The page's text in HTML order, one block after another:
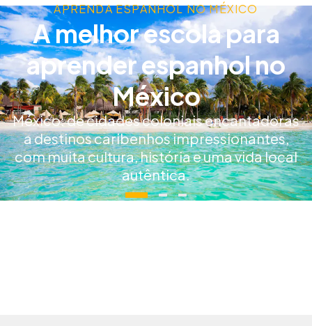
APRENDA ESPANHOL NO MÉXICO
A melhor escola para
aprender espanhol no
México
México: de cidades coloniais encantadoras
a destinos caribenhos impressionantes,
com muita cultura, história e uma vida local
autêntica.